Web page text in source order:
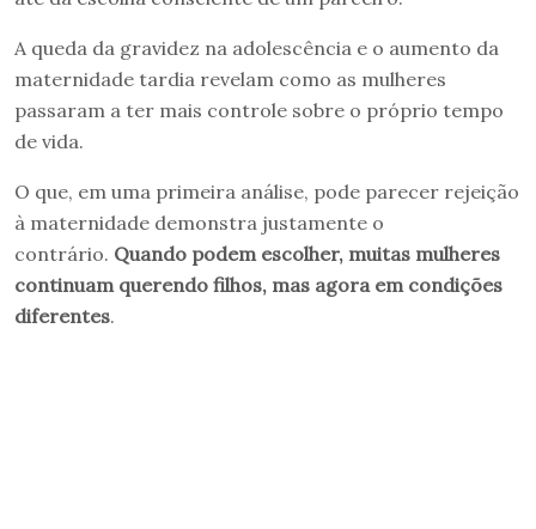
A queda da gravidez na adolescência e o aumento da
maternidade tardia revelam como as mulheres
passaram a ter mais controle sobre o próprio tempo
de vida.
O que, em uma primeira análise, pode parecer rejeição
à maternidade demonstra justamente o
contrário. Quando podem escolher, muitas mulheres
continuam querendo filhos, mas agora em condições
diferentes.